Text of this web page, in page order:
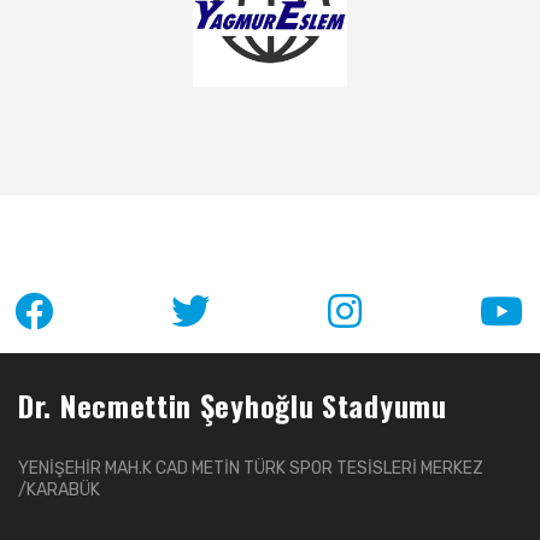
Dr. Necmettin Şeyhoğlu Stadyumu
YENİŞEHİR MAH.K CAD METİN TÜRK SPOR TESİSLERİ MERKEZ
/KARABÜK